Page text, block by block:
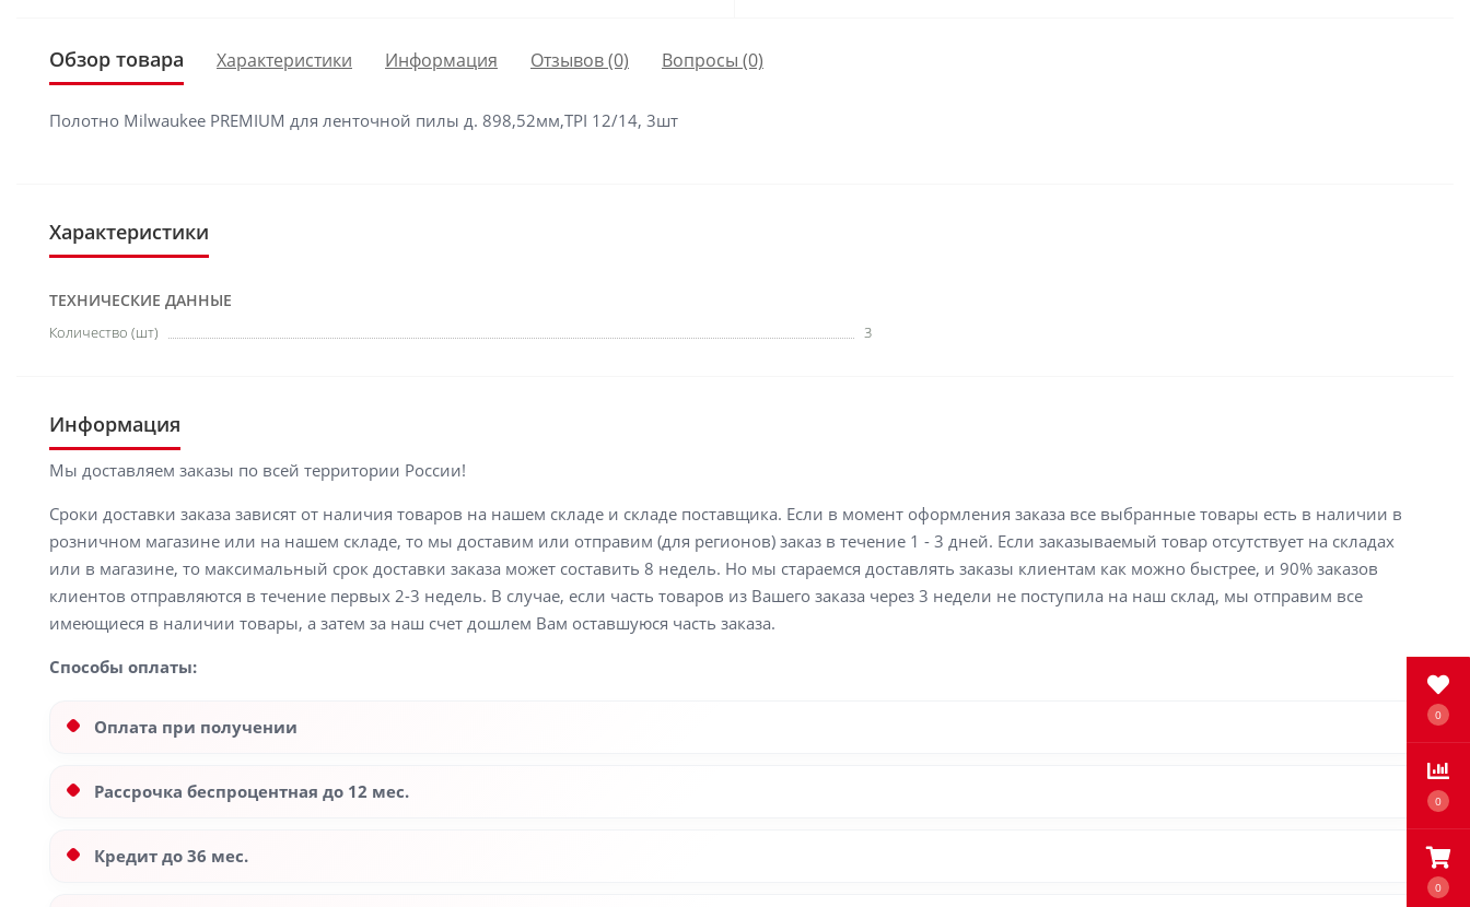
0
0
0
Обзор товара Характеристики Информация Отзывов (0) Вопросы (0)
Полотно Milwaukee PREMIUM для ленточной пилы д. 898,52мм,TPI 12/14, 3шт
Характеристики
ТЕХНИЧЕСКИЕ ДАННЫЕ
Количество (шт) 3
Информация
Мы доставляем заказы по всей территории России!
Сроки доставки заказа зависят от наличия товаров на нашем складе и складе поставщика. Если в момент оформления заказа все выбранные товары есть в наличии в
розничном магазине или на нашем складе, то мы доставим или отправим (для регионов) заказ в течение 1 - 3 дней. Если заказываемый товар отсутствует на складах
или в магазине, то максимальный срок доставки заказа может составить 8 недель. Но мы стараемся доставлять заказы клиентам как можно быстрее, и 90% заказов
клиентов отправляются в течение первых 2-3 недель. В случае, если часть товаров из Вашего заказа через 3 недели не поступила на наш склад, мы отправим все
имеющиеся в наличии товары, а затем за наш счет дошлем Вам оставшуюся часть заказа.
Способы оплаты:
Оплата при получении
Рассрочка беспроцентная до 12 мес.
Кредит до 36 мес.